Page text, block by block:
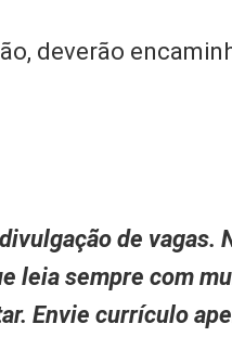
deverão
de vagas.
leia sempre com
Envie currículo